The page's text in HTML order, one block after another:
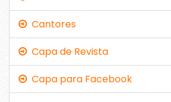
Cantores
Capa de Revista
Capa para Facebook